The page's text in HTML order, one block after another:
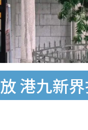
港九新